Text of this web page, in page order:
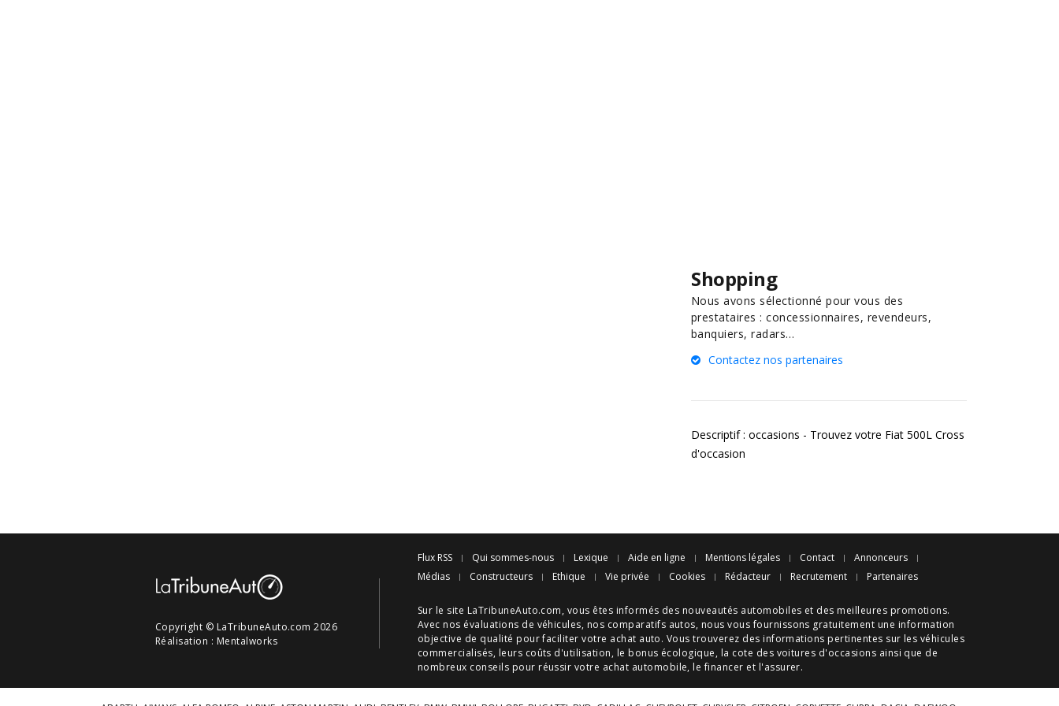
Shopping
Nous avons sélectionné pour vous des
prestataires : concessionnaires, revendeurs,
banquiers, radars…
Contactez nos partenaires
Descriptif : occasions - Trouvez votre Fiat 500L Cross
d'occasion
Copyright © LaTribuneAuto.com 2026
Réalisation : Mentalworks
Flux RSS Qui sommes-nous Lexique Aide en ligne Mentions légales Contact
Annonceurs
Médias
Constructeurs Ethique Vie privée Cookies Rédacteur Recrutement Partenaires
Sur le site LaTribuneAuto.com, vous êtes informés des nouveautés automobiles et des meilleures promotions.
Avec nos évaluations de véhicules, nos comparatifs autos, nous vous fournissons gratuitement une information
objective de qualité pour faciliter votre achat auto. Vous trouverez des informations pertinentes sur les véhicules
commercialisés, leurs coûts d'utilisation, le bonus écologique, la cote des voitures d'occasions ainsi que de
nombreux conseils pour réussir votre achat automobile, le financer et l'assurer.